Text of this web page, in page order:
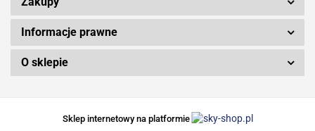
Informacje prawne
O sklepie
Sklep internetowy na platformie